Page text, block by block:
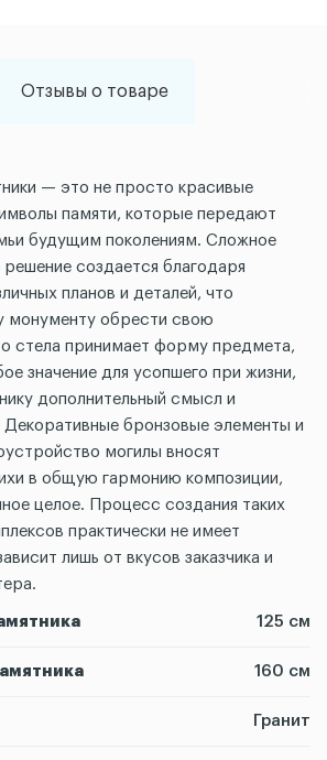
Отзывы о товаре
— это не просто красивые
памяти, которые передают
будущим поколениям. Сложное
создается благодаря
планов и деталей, что
монументу обрести свою
стела принимает форму предмета,
значение для усопшего при жизни,
дополнительный смысл и
Декоративные бронзовые элементы и
могилы вносят
в общую гармонию композиции,
целое. Процесс создания таких
практически не имеет
лишь от вкусов заказчика и
125 см
160 см
Гранит